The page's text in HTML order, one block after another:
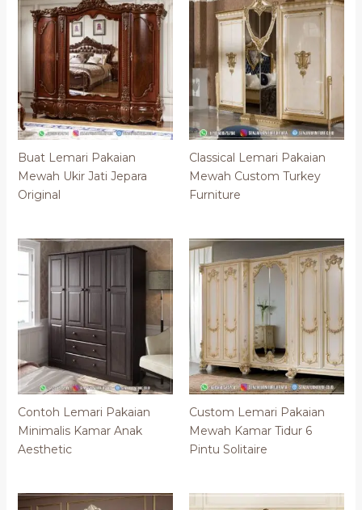
Buat Lemari Pakaian
Mewah Ukir Jati Jepara
Original
Classical Lemari Pakaian
Mewah Custom Turkey
Furniture
Contoh Lemari Pakaian
Minimalis Kamar Anak
Aesthetic
Custom Lemari Pakaian
Mewah Kamar Tidur 6
Pintu Solitaire